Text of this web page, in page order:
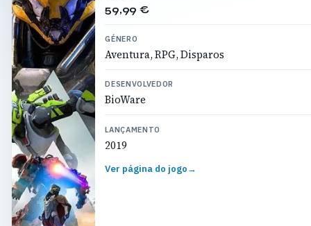
59,99 €
GÉNERO
Aventura, RPG, Disparos
DESENVOLVEDOR
BioWare
LANÇAMENTO
2019
Ver página do jogo→